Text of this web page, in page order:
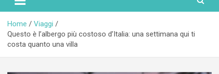
Home
Viaggi
Questo è l’albergo più costoso d’Italia: una settimana qui ti
costa quanto una villa